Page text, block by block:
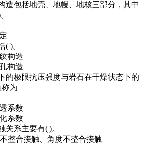
造包括地壳、地幔、地核三部分，其中
( )。
构造
构造
的极限抗压强度与岩石在干燥状态下的
为
系数
系数
关系主要有( )。
整合接触、角度不整合接触